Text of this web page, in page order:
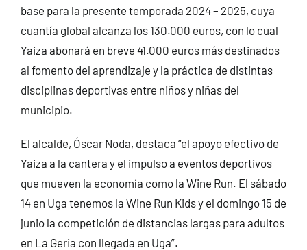
base para la presente temporada 2024 – 2025, cuya
cuantía global alcanza los 130.000 euros, con lo cual
Yaiza abonará en breve 41.000 euros más destinados
al fomento del aprendizaje y la práctica de distintas
disciplinas deportivas entre niños y niñas del
municipio.
El alcalde, Óscar Noda, destaca “el apoyo efectivo de
Yaiza a la cantera y el impulso a eventos deportivos
que mueven la economía como la Wine Run. El sábado
14 en Uga tenemos la Wine Run Kids y el domingo 15 de
junio la competición de distancias largas para adultos
en La Geria con llegada en Uga”.